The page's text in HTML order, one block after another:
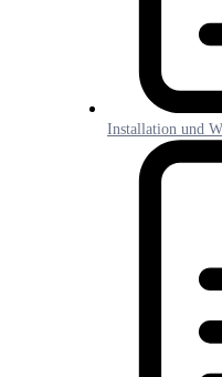
Installation und